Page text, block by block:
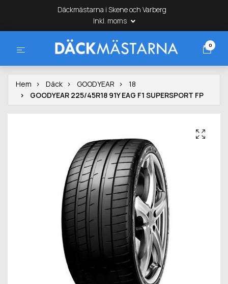
Däckmästarna i Skene och Varberg
Inkl. moms
0
Hem Däck GOODYEAR
18
GOODYEAR 225/45R18 91Y EAG F1 SUPERSPORT FP